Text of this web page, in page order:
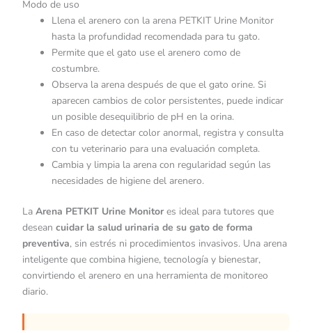
Modo de uso
Llena el arenero con la arena PETKIT Urine Monitor
hasta la profundidad recomendada para tu gato.
Permite que el gato use el arenero como de
costumbre.
Observa la arena después de que el gato orine. Si
aparecen cambios de color persistentes, puede indicar
un posible desequilibrio de pH en la orina.
En caso de detectar color anormal, registra y consulta
con tu veterinario para una evaluación completa.
Cambia y limpia la arena con regularidad según las
necesidades de higiene del arenero.
La Arena PETKIT Urine Monitores ideal para tutores que
desean cuidar la salud urinaria de su gato de forma
preventiva, sin estrés ni procedimientos invasivos. Una arena
inteligente que combina higiene, tecnología y bienestar,
convirtiendo el arenero en una herramienta de monitoreo
diario.